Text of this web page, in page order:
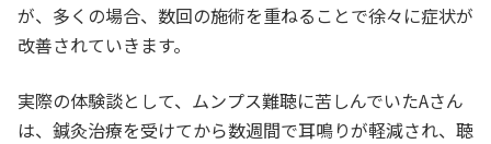
が、多くの場合、数回の施術を重ねることで徐々に症状が
改善されていきます。
実際の体験談として、ムンプス難聴に苦しんでいたAさん
は、鍼灸治療を受けてから数週間で耳鳴りが軽減され、聴